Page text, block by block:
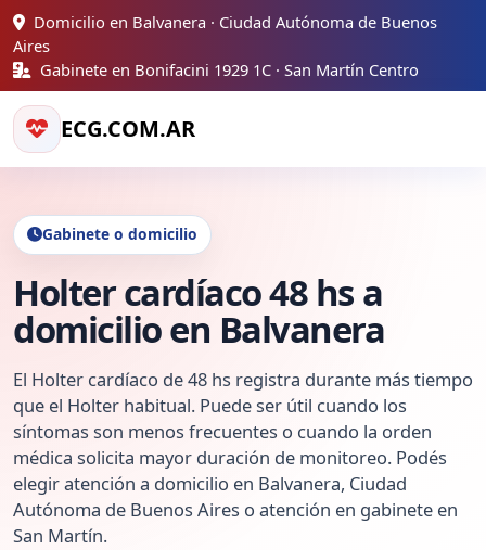
Domicilio en Balvanera · Ciudad Autónoma de Buenos
Aires
Gabinete en Bonifacini 1929 1C · San Martín Centro
ECG.COM.AR
Gabinete o domicilio
Holter cardíaco 48 hs a
domicilio en Balvanera
El Holter cardíaco de 48 hs registra durante más tiempo
que el Holter habitual. Puede ser útil cuando los
síntomas son menos frecuentes o cuando la orden
médica solicita mayor duración de monitoreo. Podés
elegir atención a domicilio en Balvanera, Ciudad
Autónoma de Buenos Aires o atención en gabinete en
San Martín.